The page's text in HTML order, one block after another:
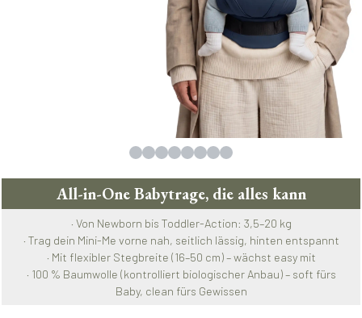
All-in-One Babytrage, die alles kann
· Von Newborn bis Toddler-Action: 3,5–20 kg
· Trag dein Mini-Me vorne nah, seitlich lässig, hinten entspannt
· Mit flexibler Stegbreite (16–50 cm) – wächst easy mit
· 100 % Baumwolle (kontrolliert biologischer Anbau) – soft fürs
Baby, clean fürs Gewissen